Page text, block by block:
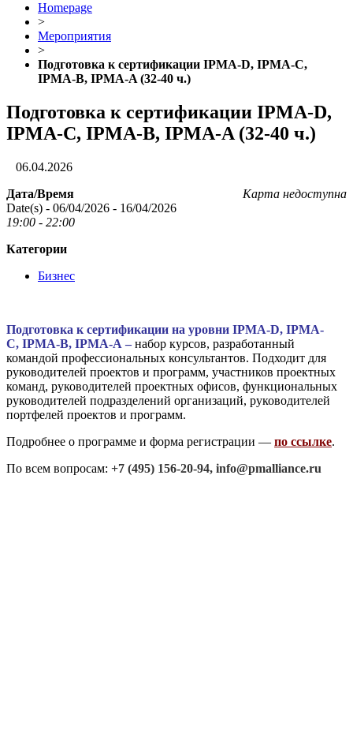
Homepage
>
Мероприятия
>
Подготовка к сертификации IPMA-D, IPMA-C,
IPMA-B, IPMA-A (32-40 ч.)
Подготовка к сертификации IPMA-D,
IPMA-C, IPMA-B, IPMA-A (32-40 ч.)
06.04.2026
Карта недоступна
Дата/Время
Date(s) - 06/04/2026 - 16/04/2026
19:00 - 22:00
Категории
Бизнес
Подготовка к сертификации на уровни IPMA-D, IPMA-
C, IPMA-B, IPMA-A – набор курсов, разработанный
командой профессиональных консультантов. Подходит для
руководителей проектов и программ, участников проектных
команд, руководителей проектных офисов, функциональных
руководителей подразделений организаций, руководителей
портфелей проектов и программ.
Подробнее о программе и форма регистрации — по ссылке.
По всем вопросам: +7 (495) 156-20-94, info@pmalliance.ru